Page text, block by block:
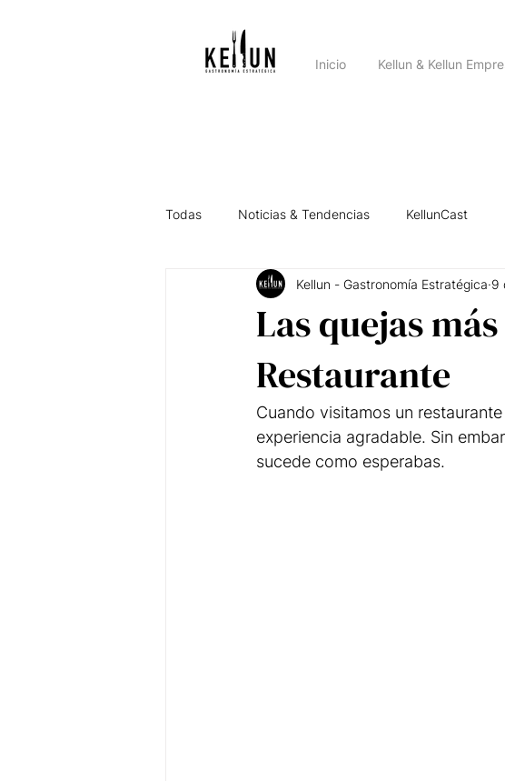
Inicio Kellun & Kellun
Todas Noticias & Tendencias KellunCast
Asesorando por el País Inteligencia Emocional
Las quejas
Restaurante
Kellun - Gastronomía Estratégica 9
Cuando visitamos un
experiencia agradable. Sin
sucede como esperabas.